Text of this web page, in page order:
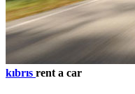
kıbrıs rent a car